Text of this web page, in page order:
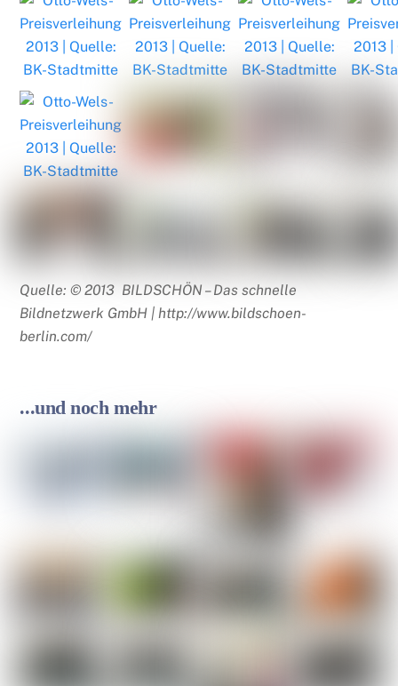
Quelle: © 2013 BILDSCHÖN – Das schnelle
Bildnetzwerk GmbH |http://www.bildschoen-
berlin.com/
...und noch mehr